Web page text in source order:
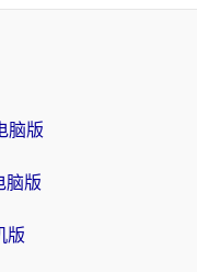
脑版
脑版
版